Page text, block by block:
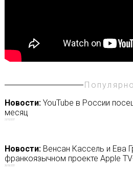
Новости:YouTube в России
месяц
29/10/2017
Новости:Венсан Кассель и Ева
франкоязычном проекте Apple
26/06/2021